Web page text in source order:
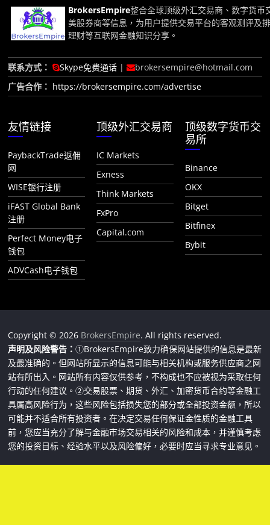
BrokersEmpire整合全球顶级外汇交易商、数字货币
美股券商等信息，为用户提供交易平台的客观测评及
理财等互联网金融知识分享。
联系方式： Skype免费通话 |
brokersempire@hotmail.com
广告合作： https://brokersempire.com/advertise
友情链接
PaybackTrade返佣
网
WISE银行注册
iFAST Global Bank
注册
Perfect Money电子
钱包
ADVCash电子钱包
顶级外汇交易商
IC Markets
Exness
Think Markets
FxPro
Capital.com
顶级数字货币交
易所
Binance
OKX
Bitget
Bitfinex
Bybit
Copyright © 2026 BrokersEmpire. All rights reserved.
声明及风险警告：①BrokersEmpire致力确保网站提供的信息是最新
及最准确的。但网站所显示的信息可能与相关机构或服务供应商之网
站有所出入。网站所有内容仅供参考，不构成也不应被视为采取任何
行动的任何建议。②交易股票、期货、外汇、加密货币合约等金融工
具属高风险行为，这些风险包括损失您的部分或全部投资金额，所以
可能并不适合所有投资者。在决定交易任何保证金性质的金融工具
前，您应当充分了解与金融市场交易相关的风险和成本，并谨慎考虑
您的投资目标、经验水平以及风险偏好，必要时应当寻求专业意见。